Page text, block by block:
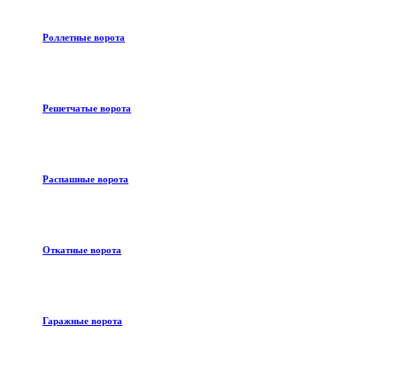
Роллетные ворота
Решетчатые ворота
Распашные ворота
Откатные ворота
Гаражные ворота